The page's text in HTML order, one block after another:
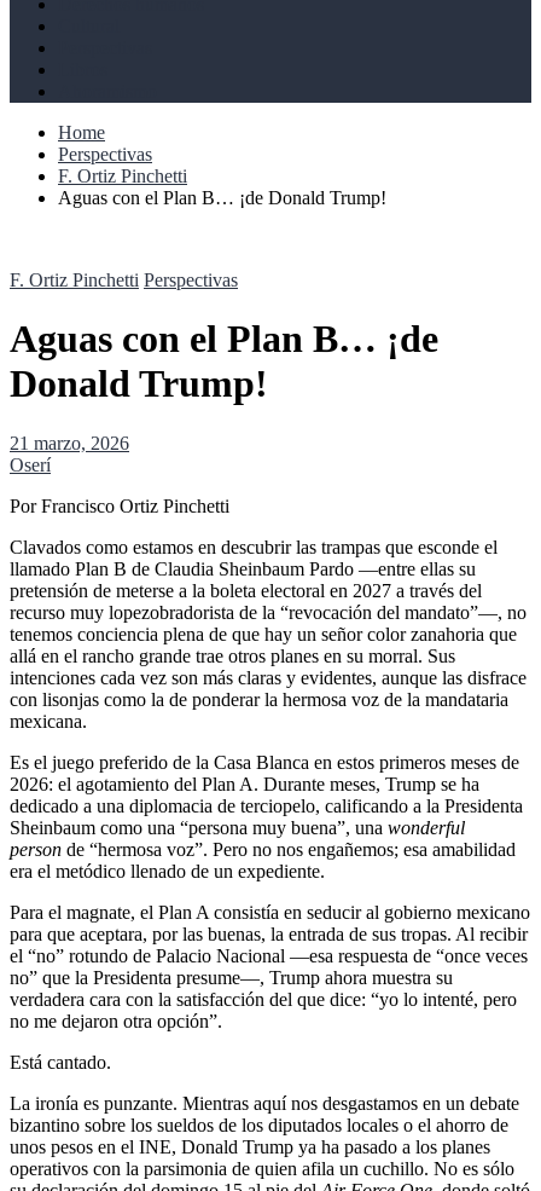
Home
Perspectivas
F. Ortiz Pinchetti
Aguas con el Plan B… ¡de Donald Trump!
F. Ortiz Pinchetti Perspectivas
Aguas con el Plan B… ¡de
Donald Trump!
21 marzo, 2026
Oserí
Por Francisco Ortiz Pinchetti
Clavados como estamos en descubrir las trampas que esconde el
llamado Plan B de Claudia Sheinbaum Pardo —entre ellas su
pretensión de meterse a la boleta electoral en 2027 a través del
recurso muy lopezobradorista de la “revocación del mandato”—, no
tenemos conciencia plena de que hay un señor color zanahoria que
allá en el rancho grande trae otros planes en su morral. Sus
intenciones cada vez son más claras y evidentes, aunque las disfrace
con lisonjas como la de ponderar la hermosa voz de la mandataria
mexicana.
Es el juego preferido de la Casa Blanca en estos primeros meses de
2026: el agotamiento del Plan A. Durante meses, Trump se ha
dedicado a una diplomacia de terciopelo, calificando a la Presidenta
Sheinbaum como una “persona muy buena”, una wonderful
person de “hermosa voz”. Pero no nos engañemos; esa amabilidad
era el metódico llenado de un expediente.
Para el magnate, el Plan A consistía en seducir al gobierno mexicano
para que aceptara, por las buenas, la entrada de sus tropas. Al recibir
el “no” rotundo de Palacio Nacional —esa respuesta de “once veces
no” que la Presidenta presume—, Trump ahora muestra su
verdadera cara con la satisfacción del que dice: “yo lo intenté, pero
no me dejaron otra opción”.
Está cantado.
La ironía es punzante. Mientras aquí nos desgastamos en un debate
bizantino sobre los sueldos de los diputados locales o el ahorro de
unos pesos en el INE, Donald Trump ya ha pasado a los planes
operativos con la parsimonia de quien afila un cuchillo. No es sólo